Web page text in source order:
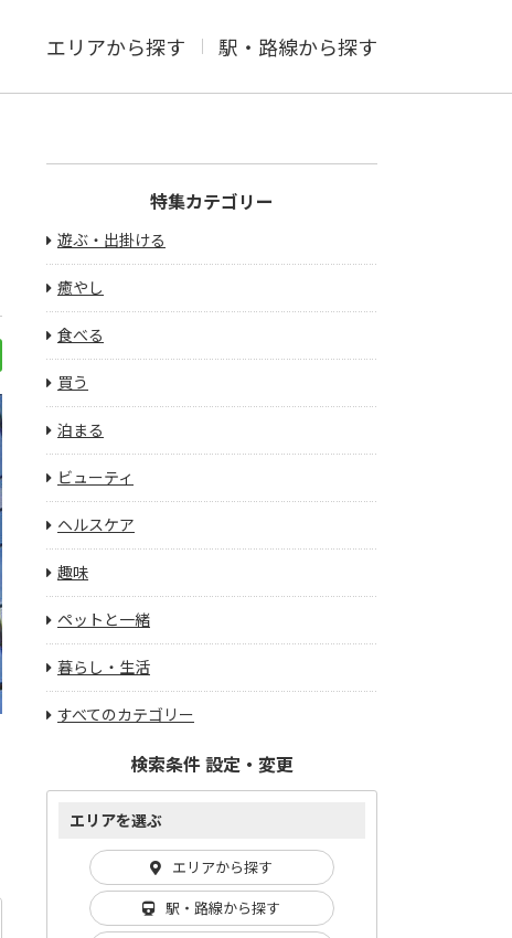
エリアから探す 駅・路線から探す
特集カテゴリー
遊ぶ・出掛ける
癒やし
食べる
買う
泊まる
ビューティ
ヘルスケア
趣味
ペットと一緒
暮らし・生活
すべてのカテゴリー
検索条件 設定・変更
エリアを選ぶ
エリアから探す
駅・路線から探す